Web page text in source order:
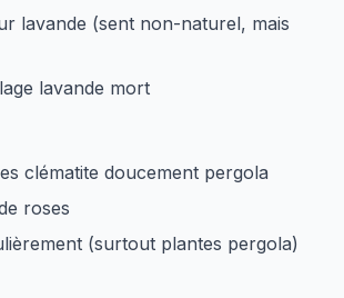
lavande (sent non-naturel, mais
lavande mort
clématite doucement pergola
roses
(surtout plantes pergola)